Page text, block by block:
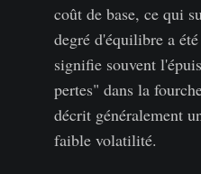
coût de base, ce qui
degré d'équilibre a
signifie souvent
pertes" dans la
décrit généralement
faible volatilité.